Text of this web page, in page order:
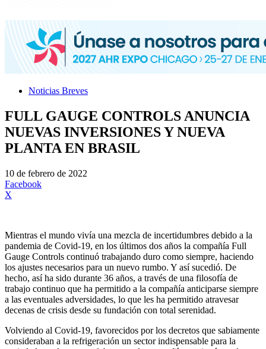
Noticias Breves
FULL GAUGE CONTROLS ANUNCIA
NUEVAS INVERSIONES Y NUEVA
PLANTA EN BRASIL
10 de febrero de 2022
Facebook
X
Mientras el mundo vivía una mezcla de incertidumbres debido a la
pandemia de Covid-19, en los últimos dos años la compañía Full
Gauge Controls continuó trabajando duro como siempre, haciendo
los ajustes necesarios para un nuevo rumbo. Y así sucedió. De
hecho, así ha sido durante 36 años, a través de una filosofía de
trabajo continuo que ha permitido a la compañía anticiparse siempre
a las eventuales adversidades, lo que les ha permitido atravesar
decenas de crisis desde su fundación con total serenidad.
Volviendo al Covid-19, favorecidos por los decretos que sabiamente
consideraban a la refrigeración un sector indispensable para la